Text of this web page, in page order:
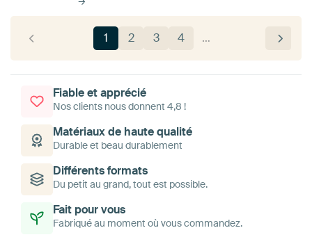
1 2 3 4 …
Fiable et apprécié
Nos clients nous donnent 4,8 !
Matériaux de haute qualité
Durable et beau durablement
Différents formats
Du petit au grand, tout est possible.
Fait pour vous
Fabriqué au moment où vous commandez.